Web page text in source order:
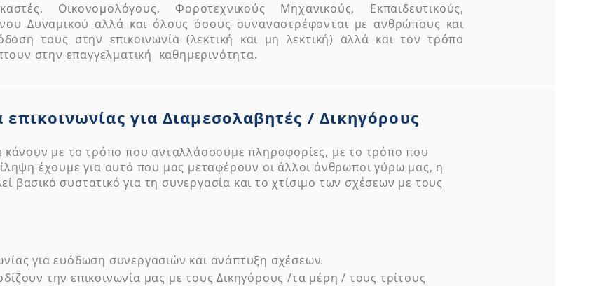
Οικονομολόγους, Φοροτεχνικούς Μηχανικούς, Εκπαιδευτικούς,
Δυναμικού αλλά και όλους όσους συναναστρέφονται με ανθρώπους και
τους στην επικοινωνία (λεκτική και μη λεκτική) αλλά και τον τρόπο
στην επαγγελματική καθημερινότητα.
επικοινωνίας για Διαμεσολαβητές / Δικηγόρους
κάνουν με το τρόπο που ανταλλάσσουμε πληροφορίες, με το τρόπο που
έχουμε για αυτό που μας μεταφέρουν οι άλλοι άνθρωποι γύρω μας, η
βασικό συστατικό για τη συνεργασία και το χτίσιμο των σχέσεων με τους
για ευόδωση συνεργασιών και ανάπτυξη σχέσεων.
την επικοινωνία μας με τους Δικηγόρους /τα μέρη / τους τρίτους